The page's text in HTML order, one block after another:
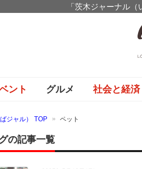
「茨木ジャーナル
ント グルメ 社会と経済
ジャル） TOP ペット
の記事一覧